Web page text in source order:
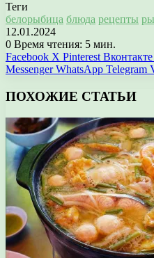
Теги
белорыбица блюда рецепты
12.01.2024
0 Время чтения: 5 мин.
Facebook X Pinterest Вконтакте
Messenger WhatsApp Telegram
ПОХОЖИЕ СТАТЬИ